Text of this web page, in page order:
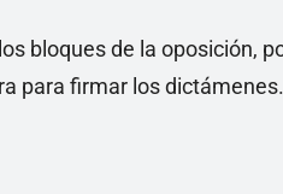
bloques de la oposición,
para firmar los dictámenes.